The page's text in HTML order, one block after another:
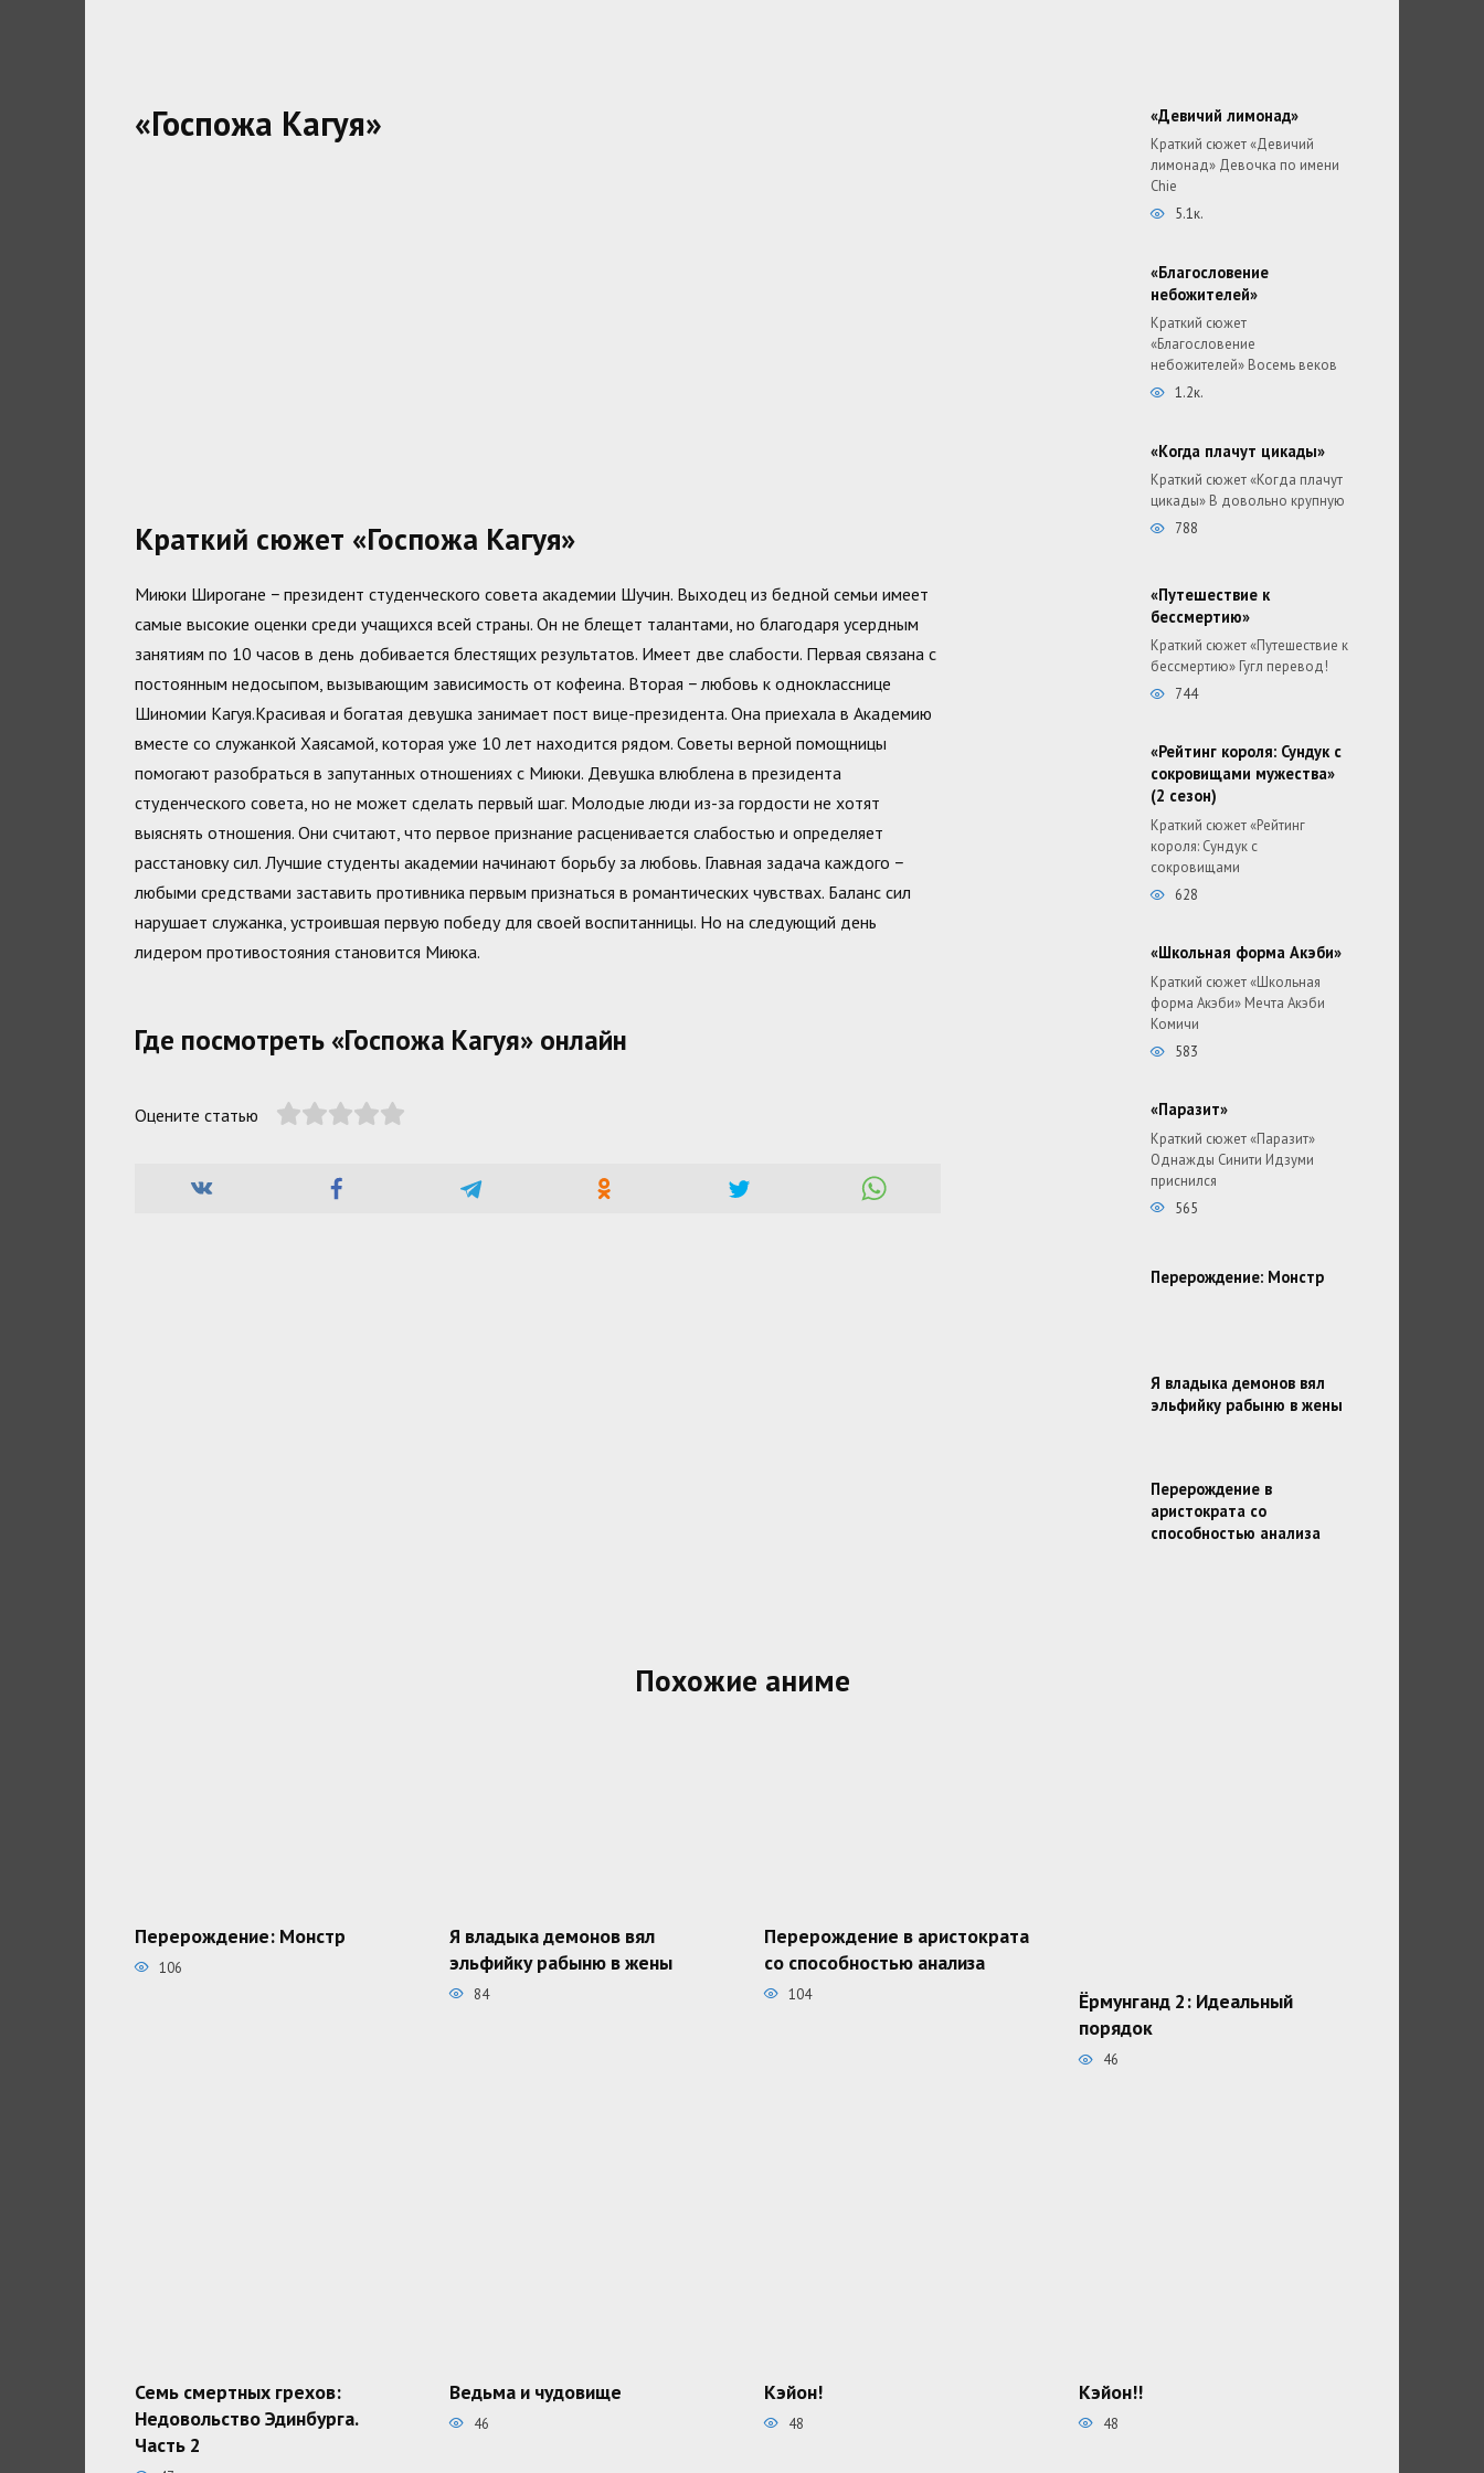
«Госпожа Кагуя»
Краткий сюжет «Госпожа Кагуя»
Миюки Широгане − президент студенческого совета академии Шучин. Выходец из бедной семьи имеет
самые высокие оценки среди учащихся всей страны. Он не блещет талантами, но благодаря усердным
занятиям по 10 часов в день добивается блестящих результатов. Имеет две слабости. Первая связана с
постоянным недосыпом, вызывающим зависимость от кофеина. Вторая − любовь к однокласснице
Шиномии Кагуя.Красивая и богатая девушка занимает пост вице-президента. Она приехала в Академию
вместе со служанкой Хаясамой, которая уже 10 лет находится рядом. Советы верной помощницы
помогают разобраться в запутанных отношениях с Миюки. Девушка влюблена в президента
студенческого совета, но не может сделать первый шаг. Молодые люди из-за гордости не хотят
выяснять отношения. Они считают, что первое признание расценивается слабостью и определяет
расстановку сил. Лучшие студенты академии начинают борьбу за любовь. Главная задача каждого −
любыми средствами заставить противника первым признаться в романтических чувствах. Баланс сил
нарушает служанка, устроившая первую победу для своей воспитанницы. Но на следующий день
лидером противостояния становится Миюка.
Где посмотреть «Госпожа Кагуя» онлайн
Оцените статью
«Девичий лимонад»
Краткий сюжет «Девичий
лимонад» Девочка по имени
Chie
5.1к.
«Благословение
небожителей»
Краткий сюжет
«Благословение
небожителей» Восемь веков
1.2к.
«Когда плачут цикады»
Краткий сюжет «Когда плачут
цикады» В довольно крупную
788
«Путешествие к
бессмертию»
Краткий сюжет «Путешествие к
бессмертию» Гугл перевод!
744
«Рейтинг короля: Сундук с
сокровищами мужества»
(2 сезон)
Краткий сюжет «Рейтинг
короля: Сундук с
сокровищами
628
«Школьная форма Акэби»
Краткий сюжет «Школьная
форма Акэби» Мечта Акэби
Комичи
583
«Паразит»
Краткий сюжет «Паразит»
Однажды Синити Идзуми
приснился
565
Перерождение: Монстр
Я владыка демонов вял
эльфийку рабыню в жены
Перерождение в
аристократа со
способностью анализа
Похожие аниме
Перерождение: Монстр
106
Я владыка демонов вял
эльфийку рабыню в жены
84
Перерождение в аристократа
со способностью анализа
104
Ёрмунганд 2: Идеальный
порядок
46
Семь смертных грехов:
Недовольство Эдинбурга.
Часть 2
Ведьма и чудовище
46
Кэйон!
48
Кэйон!!
48